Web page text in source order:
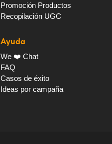
Promoción Productos
Recopilación UGC
Ayuda
We ❤️ Chat
FAQ
Casos de éxito
Ideas por campaña